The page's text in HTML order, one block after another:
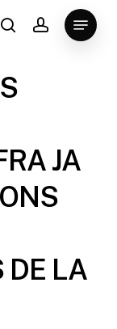
searchaccount
Menu
JA
DE LA